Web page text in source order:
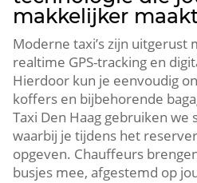
makkelijker
Moderne taxi’s zijn
realtime GPS-tracking en
Hierdoor kun je eenvoudig
koffers en bijbehorende
Taxi Den Haag gebruiken we
waarbij je tijdens het
opgeven. Chauffeurs
busjes mee, afgestemd op